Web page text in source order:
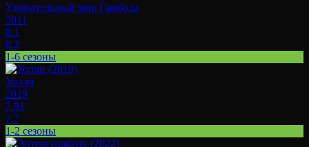
Удивительный мир Гамбола
2011
8.1
8.2
1-6 сезоны
Уолли
2019
7.91
7.7
1-2 сезоны